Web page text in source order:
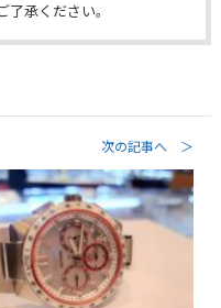
承ください。
次の記事へ ＞